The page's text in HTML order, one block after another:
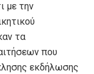
με την
τα
που
εκδήλωσης